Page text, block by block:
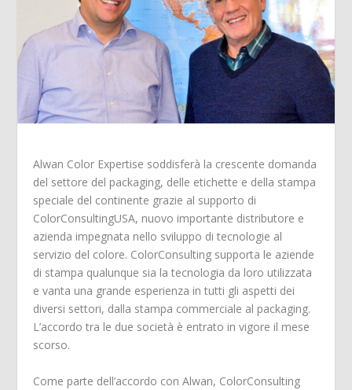
Alwan Color Expertise soddisferà la crescente domanda
del settore del packaging, delle etichette e della stampa
speciale del continente grazie al supporto di
ColorConsultingUSA, nuovo importante distributore e
azienda impegnata nello sviluppo di tecnologie al
servizio del colore. ColorConsulting supporta le aziende
di stampa qualunque sia la tecnologia da loro utilizzata
e vanta una grande esperienza in tutti gli aspetti dei
diversi settori, dalla stampa commerciale al packaging.
L’accordo tra le due società è entrato in vigore il mese
scorso.
Come parte dell’accordo con Alwan, ColorConsulting